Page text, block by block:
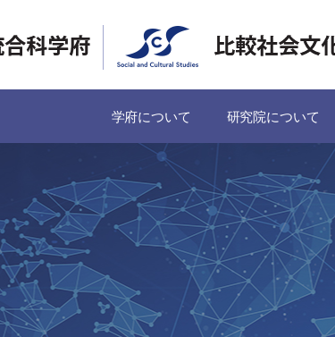
学府について 研究院について